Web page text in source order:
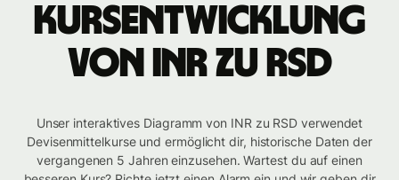
Kursentwicklung
von INR zu RSD
Unser interaktives Diagramm von INR zu RSD verwendet
Devisenmittelkurse und ermöglicht dir, historische Daten der
vergangenen 5 Jahren einzusehen. Wartest du auf einen